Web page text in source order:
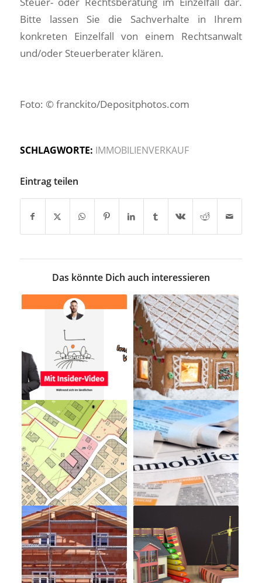
Bitte lassen Sie die Sachverhalte in Ihrem
konkreten Einzelfall von einem Rechtsanwalt
und/oder Steuerberater klären.
Foto: © franckito/Depositphotos.com
SCHLAGWORTE: IMMOBILIENVERKAUF
Eintrag teilen
Das könnte Dich auch interessieren